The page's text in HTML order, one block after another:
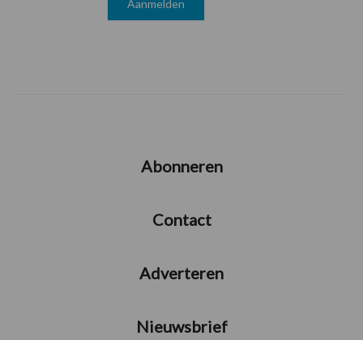
Abonneren
Contact
Adverteren
Nieuwsbrief